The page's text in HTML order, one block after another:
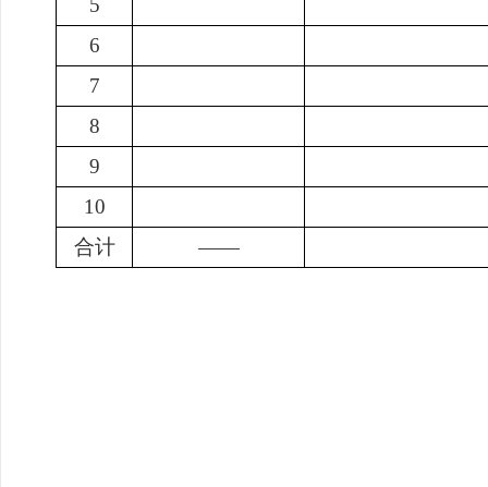
5
6
7
8
9
10
合计
——